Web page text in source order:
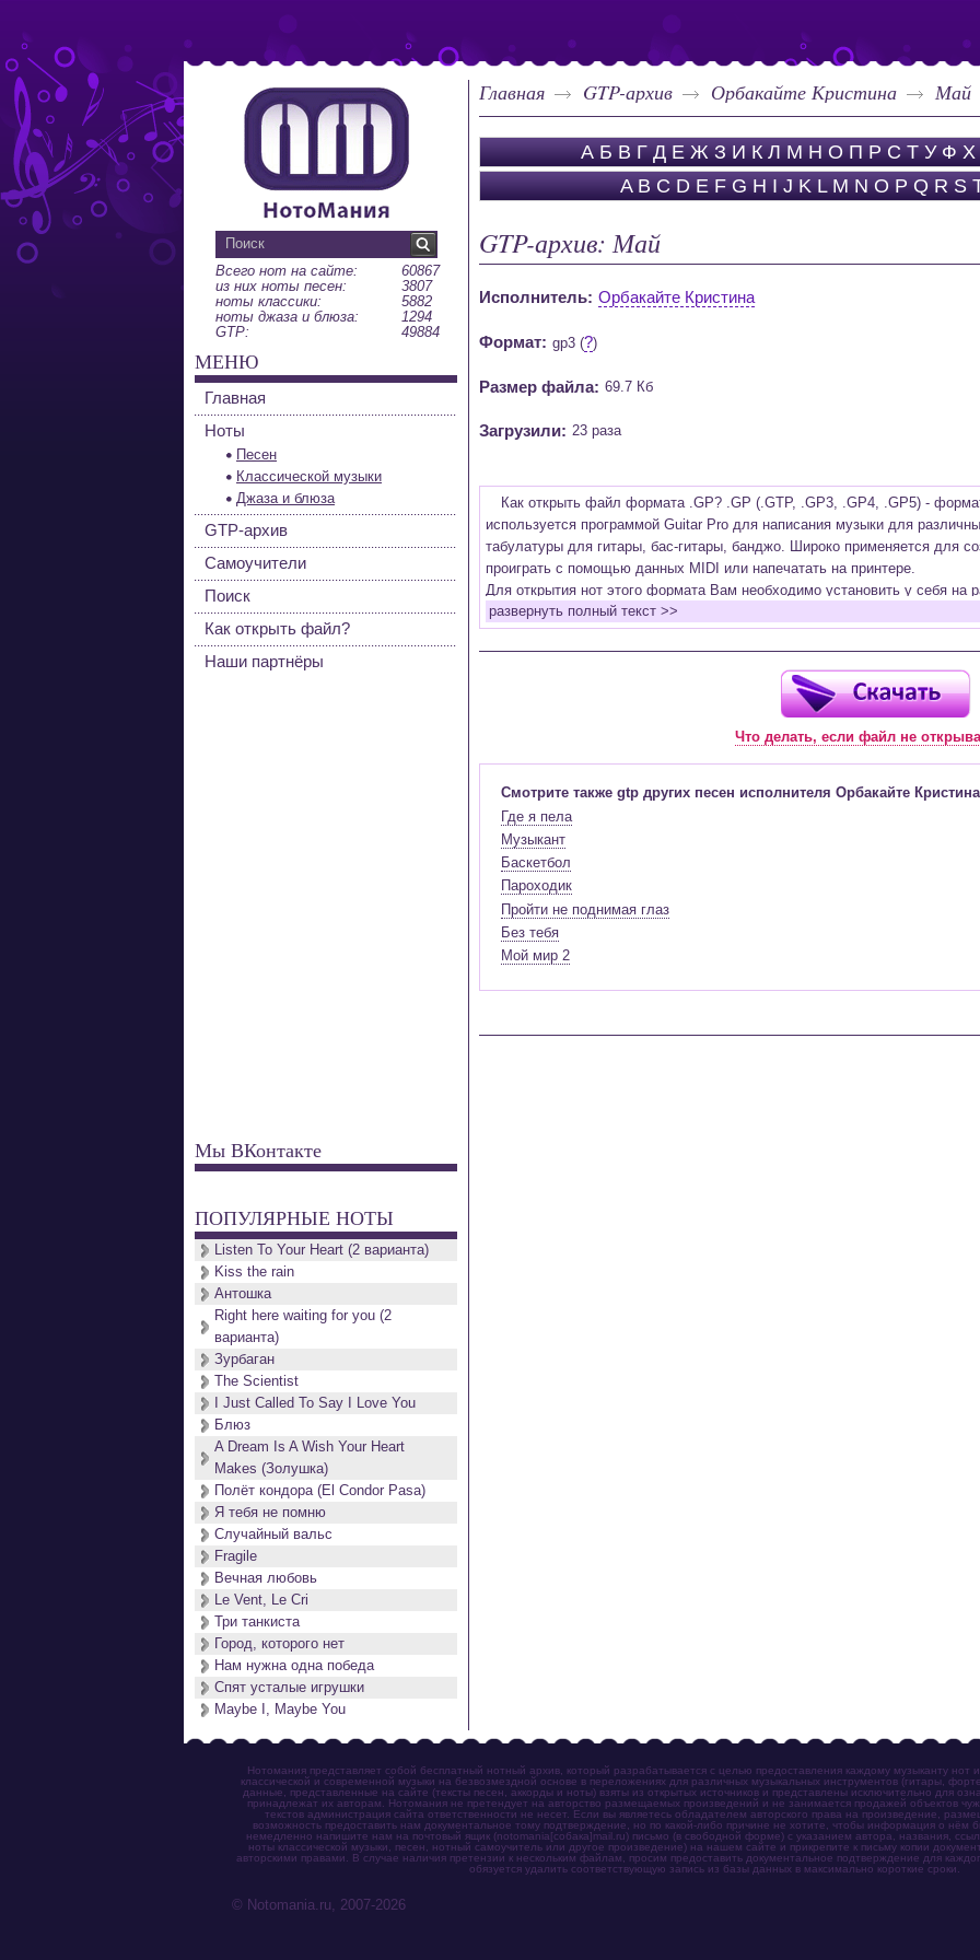
Главная GTP-архив Орбакайте Кристина Май
А Б В Г Д Е Ж З И К Л М Н О П Р С Т У Ф Х
A B C D E F G H I J K L M N O P Q R S
GTP-архив: Май
Исполнитель: Орбакайте Кристина
Формат: gp3 (?)
Размер файла: 69.7 Кб
Загрузили: 23 раза
Как открыть файл формата .GP? .GP (.GTP, .GP3, .GP4, .GP5) -
используется программой Guitar Pro для написания музыки для
табулатуры для гитары, бас-гитары, банджо. Широко применяется для
проиграть с помощью данных MIDI или напечатать на принтере.
Для открытия нот этого формата Вам необходимо установить у себя на
(желательно, последней версии). Скачать её можно с официального
бесплатную версию на руском языке (Найти).
Запись музыкальных произведений для гитары, бас-гитары, банджо и
в виде табулатур или нотной графики (при создании табулатуры
Создание произведений для духовых, струнных, клавишных и других
Создание партий для барабанов и перкуссии;
Интеграция текста песен в ноты и привязка его к нотам дорожек с
Встроенный определитель и визуализатор аккордов для гитары;
Экспортирование музыкальных партитур в MIDI, ASCII, MusicXML, WAV,
к печати;
Импортирование из MIDI, ASCII,MusicXML, Power Tab (.ptb), TablEdit (.tef)
Виртуальный гитарный гриф, клавиатура фортепиано и панель ударных
ноты, проигрываемые в текущий момент. Удобное создание и
инструмента с их помощью;
развернуть полный текст >>
Что делать, если файл не
Смотрите также gtp других песен исполнителя Орбакайте
Где я пела
Музыкант
Баскетбол
Пароходик
Пройти не поднимая глаз
Без тебя
Мой мир 2
Всего нот на сайте:
60867
из них ноты песен:
3807
ноты классики:
5882
ноты джаза и блюза:
1294
GTP:
49884
МЕНЮ
Главная
Ноты
Песен
Классической музыки
Джаза и блюза
GTP-архив
Самоучители
Поиск
Как открыть файл?
Наши партнёры
Мы ВКонтакте
ПОПУЛЯРНЫЕ НОТЫ
Listen To Your Heart (2 варианта)
Kiss the rain
Антошка
Right here waiting for you (2
варианта)
Зурбаган
The Scientist
I Just Called To Say I Love You
Блюз
A Dream Is A Wish Your Heart
Makes (Золушка)
Полёт кондора (El Condor Pasa)
Я тебя не помню
Случайный вальс
Fragile
Вечная любовь
Le Vent, Le Cri
Три танкиста
Город, которого нет
Нам нужна одна победа
Спят усталые игрушки
Maybe I, Maybe You
Нотомания представляет собой бесплатный нотный архив, который разрабатывается с целью предоставления каждому музыканту нот
классической и современной музыки на безвозмездной основе в переложениях для различных музыкальных инструментов (гитары,
данные, представленные на сайте (тексты песен, аккорды и ноты) взяты из открытых источников и представлены исключительно для
принадлежат их авторам. Нотомания не претендует на авторство размещаемых произведений и не занимается продажей объектов
текстов администрация сайта ответственности не несет. Если вы являетесь обладателем авторского права на произведение,
возможность предоставить нам документальное тому подтверждение, но по какой-либо причине не хотите, чтобы информация о нём
немедленно напишите нам на почтовый ящик (notomania[собака]mail.ru) письмо (в свободной форме) с указанием автора, названия,
ноты классической музыки, песен, нотный самоучитель или другое произведение) на нашем сайте и прикрепите к письму копии
авторскими правами. В случае наличия претензии к нескольким файлам, просим предоставить документальное подтверждение для
обязуется удалить соответствующую запись из базы данных в максимально короткие сроки.
© Notomania.ru, 2007-2026